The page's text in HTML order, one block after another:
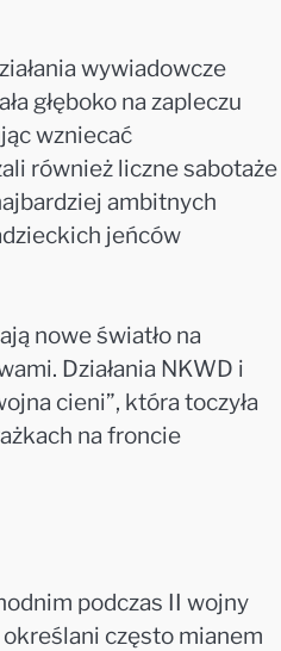
wywiadowcze
głęboko na zapleczu
wzniecać
również liczne sabotaże
ambitnych
jeńców
nowe światło na
Działania NKWD i
cieni”, która toczyła
na froncie
podczas II wojny
określani często mianem